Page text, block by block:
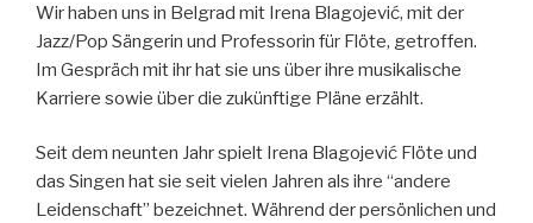
Wir haben uns in Belgrad mit Irena Blagojević, mit der
Jazz/Pop Sängerin und Professorin für Flöte, getroffen.
Im Gespräch mit ihr hat sie uns über ihre musikalische
Karriere sowie über die zukünftige Pläne erzählt.
Seit dem neunten Jahr spielt Irena Blagojević Flöte und
das Singen hat sie seit vielen Jahren als ihre “andere
Leidenschaft” bezeichnet. Während der persönlichen und